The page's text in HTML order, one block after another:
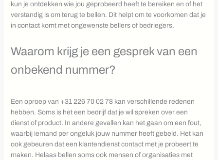
kun je ontdekken wie jou geprobeerd heeft te bereiken en of het
verstandig is om terug te bellen. Dit helpt om te voorkomen dat je
in contact komt met ongewenste bellers of bedriegers.
Waarom krijg je een gesprek van een
onbekend nummer?
Een oproep van +31 226 70 02 78 kan verschillende redenen
hebben. Soms is het een bedrijf dat je wil spreken over een
dienst of product. In andere gevallen kan het gaan om een fout,
waarbij iemand per ongeluk jouw nummer heeft gebeld. Het kan
ook gebeuren dat een klantendienst contact met je probeert te
maken. Helaas bellen soms ook mensen of organisaties met